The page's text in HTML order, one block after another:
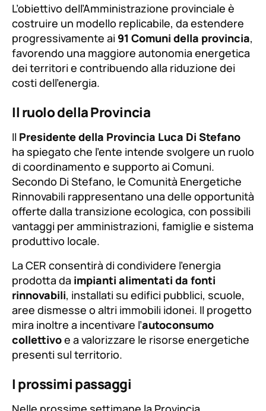
L’obiettivo dell’Amministrazione provinciale è
costruire un modello replicabile, da estendere
progressivamente ai 91 Comuni della provincia,
favorendo una maggiore autonomia energetica
dei territori e contribuendo alla riduzione dei
costi dell’energia.
Il ruolo della Provincia
Il Presidente della Provincia Luca Di Stefano
ha spiegato che l’ente intende svolgere un ruolo
di coordinamento e supporto ai Comuni.
Secondo Di Stefano, le Comunità Energetiche
Rinnovabili rappresentano una delle opportunità
offerte dalla transizione ecologica, con possibili
vantaggi per amministrazioni, famiglie e sistema
produttivo locale.
La CER consentirà di condividere l’energia
prodotta da impianti alimentati da fonti
rinnovabili, installati su edifici pubblici, scuole,
aree dismesse o altri immobili idonei. Il progetto
mira inoltre a incentivare l’autoconsumo
collettivoe a valorizzare le risorse energetiche
presenti sul territorio.
I prossimi passaggi